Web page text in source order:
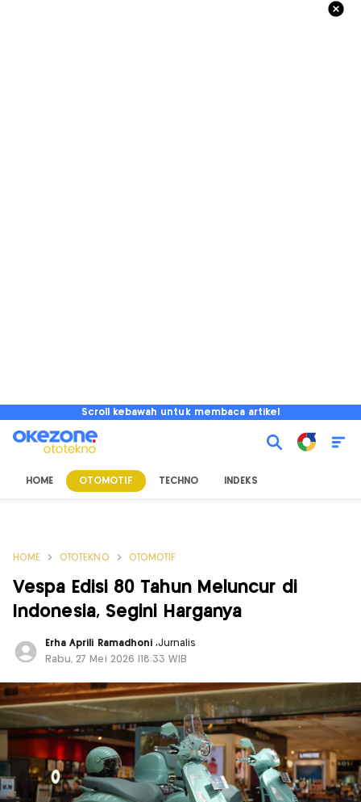
Scroll kebawah untuk membaca artikel
HOME OTOMOTIF TECHNO INDEKS
HOME OTOTEKNO OTOMOTIF
Vespa Edisi 80 Tahun Meluncur di
Indonesia, Segini Harganya
Erha Aprili Ramadhoni,Jurnalis
Rabu, 27 Mei 2026 |18:33 WIB